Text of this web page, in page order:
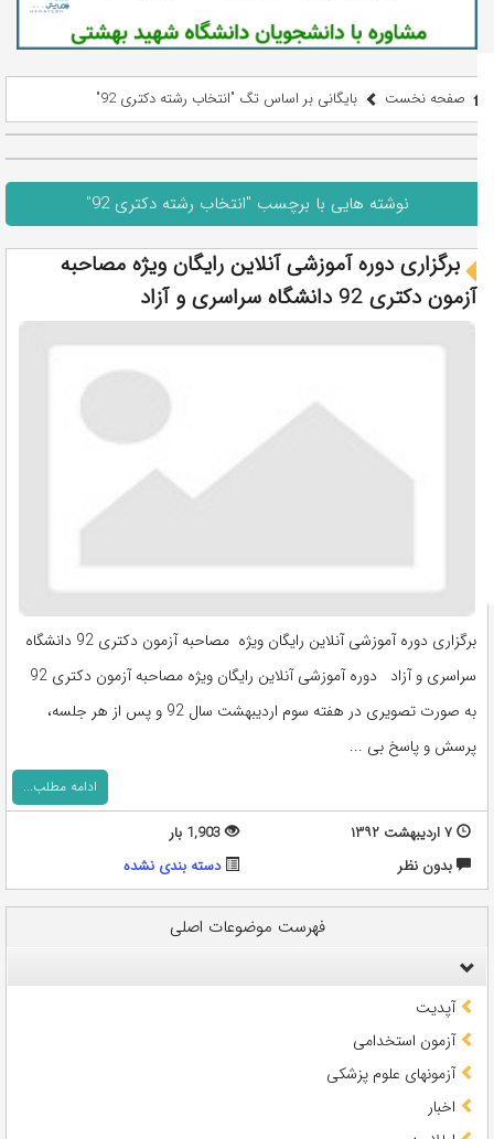
صفحه نخست بایگانی بر اساس تگ "انتخاب رشته دکتری 92"
نوشته هایی با برچسب "انتخاب رشته دکتری 92"
برگزاری دوره آموزشی آنلاین رایگان ویژه مصاحبه
آزمون دکتری 92 دانشگاه سراسری و آزاد
برگزاری دوره آموزشی آنلاین رایگان ویژه مصاحبه آزمون دکتری 92 دانشگاه
سراسری و آزاد دوره آموزشی آنلاین رایگان ویژه مصاحبه آزمون دکتری 92
به صورت تصویری در هفته سوم اردیبهشت سال 92 و پس از هر جلسه،
پرسش و پاسخ بی ...
ادامه مطلب...
۷ اردیبهشت ۱۳۹۲
1,903 بار
بدون نظر
دسته بندی نشده
فهرست موضوعات اصلی
آپدیت
آزمون استخدامی
آزمونهای علوم پزشکی
اخبار